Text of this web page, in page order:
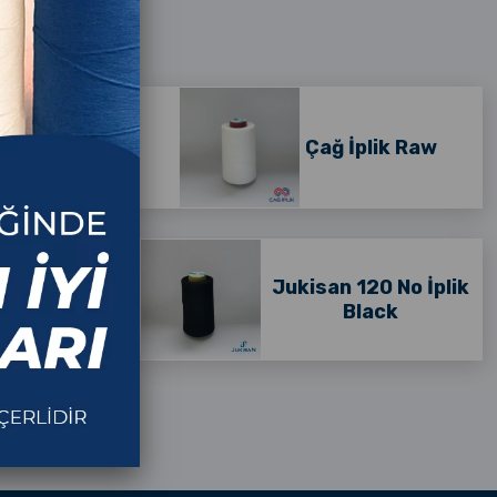
Çağ İplik Raw
No İplik
Jukisan 120 No İplik
Black